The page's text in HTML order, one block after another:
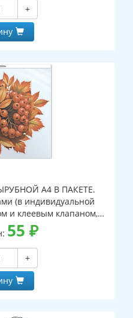
+
А4 В ПАКЕТЕ.
(в индивидуальной
и клеевым клапаном,
ВД-лак)
55 ₽
+